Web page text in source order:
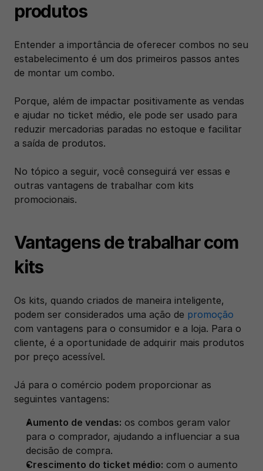
produtos
Entender a importância de oferecer combos no seu
estabelecimento é um dos primeiros passos antes
de montar um combo.
Porque, além de impactar positivamente as vendas
e ajudar no ticket médio, ele pode ser usado para
reduzir mercadorias paradas no estoque e facilitar
a saída de produtos.
No tópico a seguir, você conseguirá ver essas e
outras vantagens de trabalhar com kits
promocionais.
Vantagens de trabalhar com
kits
Os kits, quando criados de maneira inteligente,
podem ser considerados uma ação de promoção
com vantagens para o consumidor e a loja. Para o
cliente, é a oportunidade de adquirir mais produtos
por preço acessível.
Já para o comércio podem proporcionar as
seguintes vantagens:
Aumento de vendas: os combos geram valor
para o comprador, ajudando a influenciar a sua
decisão de compra.
Crescimento do ticket médio: com o aumento